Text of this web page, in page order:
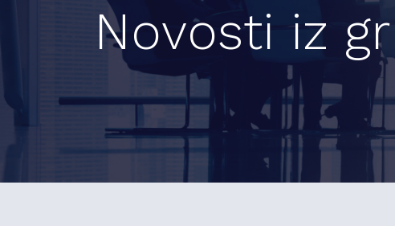
Novosti iz